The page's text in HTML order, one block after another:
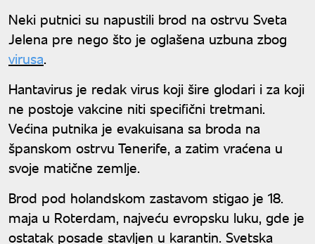
Neki putnici su napustili brod na ostrvu Sveta
Jelena pre nego što je oglašena uzbuna zbog
virusa.
Hantavirus je redak virus koji šire glodari i za koji
ne postoje vakcine niti specifični tretmani.
Većina putnika je evakuisana sa broda na
španskom ostrvu Tenerife, a zatim vraćena u
svoje matične zemlje.
Brod pod holandskom zastavom stigao je 18.
maja u Roterdam, najveću evropsku luku, gde je
ostatak posade stavljen u karantin. Svetska